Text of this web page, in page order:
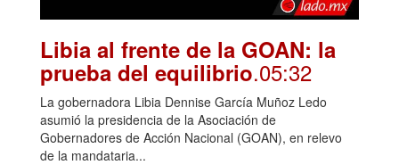
Libia al frente de la GOAN: la
prueba del equilibrio.05:32
La gobernadora Libia Dennise García Muñoz Ledo
asumió la presidencia de la Asociación de
Gobernadores de Acción Nacional (GOAN), en relevo
de la mandataria...